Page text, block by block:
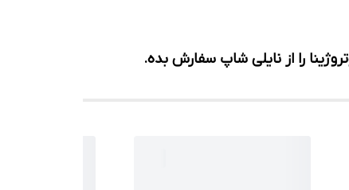
را از نایلی شاپ سفارش بده.